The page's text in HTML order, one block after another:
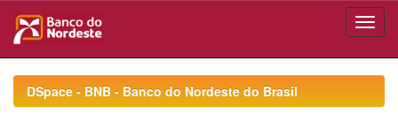
navigationDSpace - BNB - Banco do Nordeste do Brasil